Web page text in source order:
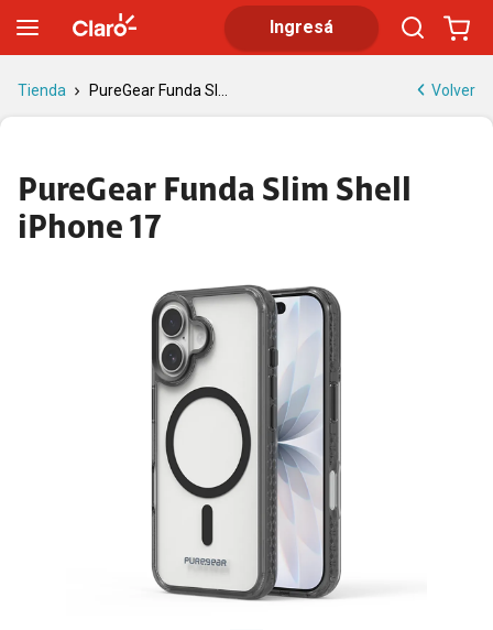
Ingresá
Tienda PureGear Funda Sl... Volver
PureGear Funda Slim Shell
iPhone 17
PureGear Funda Slim Shell iPhone 17 | Tienda Claro